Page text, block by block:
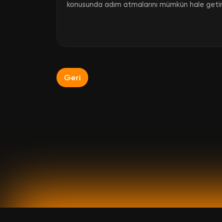
konusunda adım atmalarını mümkün hale
Geri